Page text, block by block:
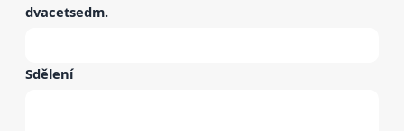
dvacetsedm.
Sdělení